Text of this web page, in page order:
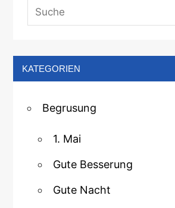
KATEGORIEN
Begrusung
1. Mai
Gute Besserung
Gute Nacht